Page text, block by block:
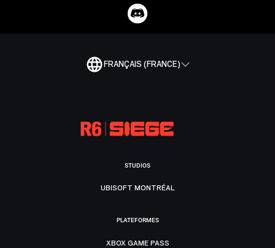
FRANÇAIS (FRANCE)
STUDIOS
UBISOFT MONTRÉAL
PLATEFORMES
XBOX GAME PASS